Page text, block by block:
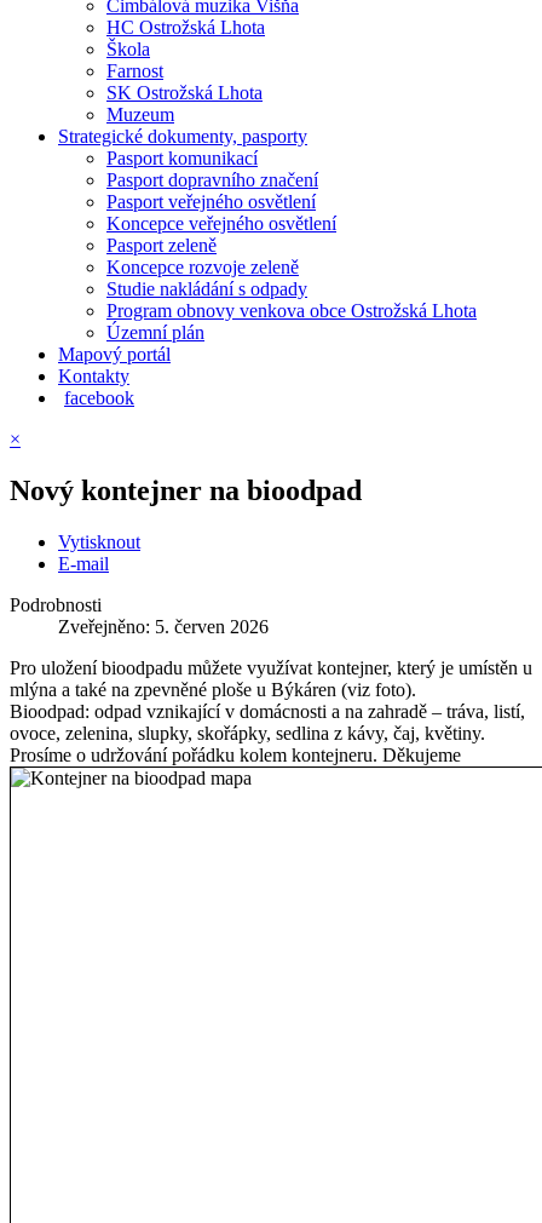
Cimbálová muzika Višňa
HC Ostrožská Lhota
Škola
Farnost
SK Ostrožská Lhota
Muzeum
Strategické dokumenty, pasporty
Pasport komunikací
Pasport dopravního značení
Pasport veřejného osvětlení
Koncepce veřejného osvětlení
Pasport zeleně
Koncepce rozvoje zeleně
Studie nakládání s odpady
Program obnovy venkova obce Ostrožská Lhota
Územní plán
Mapový portál
Kontakty
facebook
×
Nový kontejner na bioodpad
Vytisknout
E-mail
Podrobnosti
Zveřejněno: 5. červen 2026
Pro uložení bioodpadu můžete využívat kontejner, který je umístěn u
mlýna a také na zpevněné ploše u Býkáren (viz foto).
Bioodpad: odpad vznikající v domácnosti a na zahradě – tráva, listí,
ovoce, zelenina, slupky, skořápky, sedlina z kávy, čaj, květiny.
Prosíme o udržování pořádku kolem kontejneru. Děkujeme